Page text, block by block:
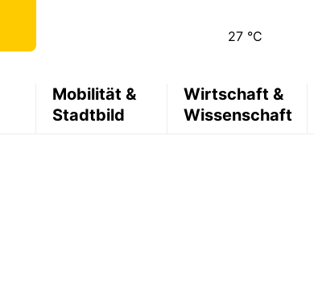
27 °C
Mobilität &
Stadtbild
Wirtschaft &
Wissenschaft